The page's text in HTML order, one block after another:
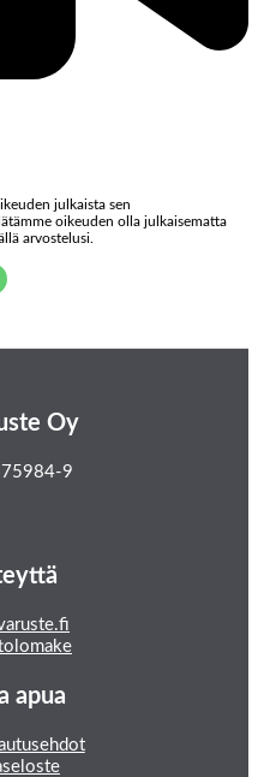
julkaista sen
oikeuden olla julkaisematta
arvostelusi.
Oy
9
apua